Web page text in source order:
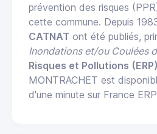
prévention des risques
cette commune. Depuis
CATNAT ont été publiés,
Inondations et/ou Coulées
Risques et Pollutions (ERP)
MONTRACHET est
d'une minute sur France